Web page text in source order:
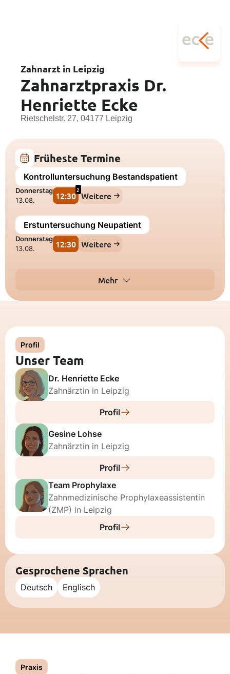
Zahnarzt in Leipzig
Zahnarztpraxis Dr.
Henriette Ecke
Rietschelstr. 27, 04177 Leipzig
Früheste Termine
Kontrolluntersuchung Bestandspatient
Donnerstag
13.08.
12:30
2
Weitere
Erstuntersuchung Neupatient
Donnerstag
13.08.
12:30 Weitere
Mehr
Profil
Unser Team
Dr. Henriette Ecke
Zahnärztin in Leipzig
Profil
Gesine Lohse
Zahnärztin in Leipzig
Profil
Team Prophylaxe
Zahnmedizinische Prophylaxeassistentin
(ZMP) in Leipzig
Profil
Gesprochene Sprachen
Deutsch Englisch
Praxis